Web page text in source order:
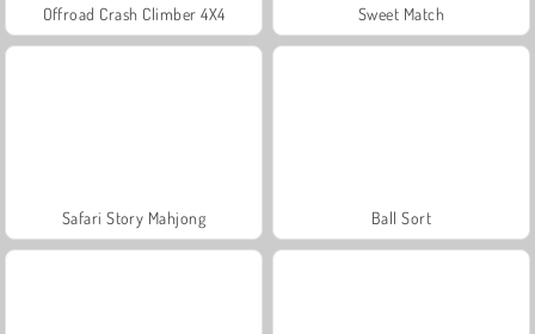
Offroad Crash Climber 4X4 Sweet Match
Safari Story Mahjong Ball Sort